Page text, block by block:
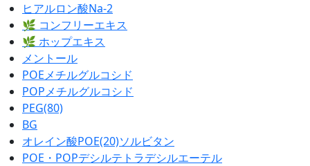
ヒアルロン酸Na‐2
🌿 コンフリーエキス
🌿 ホップエキス
メントール
POEメチルグルコシド
POPメチルグルコシド
PEG(80)
BG
オレイン酸POE(20)ソルビタン
POE・POPデシルテトラデシルエーテル